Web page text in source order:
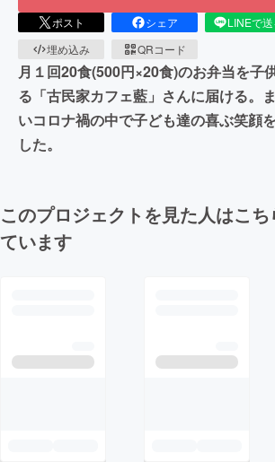
ポスト シェア LINEで
埋め込み
QRコード
月１回20食(500円×20食)のお弁当を子
る「古民家カフェ藍」さんに届ける。
いコロナ禍の中で子ども達の喜ぶ笑顔
した。
このプロジェクトを見た人はこ
ています